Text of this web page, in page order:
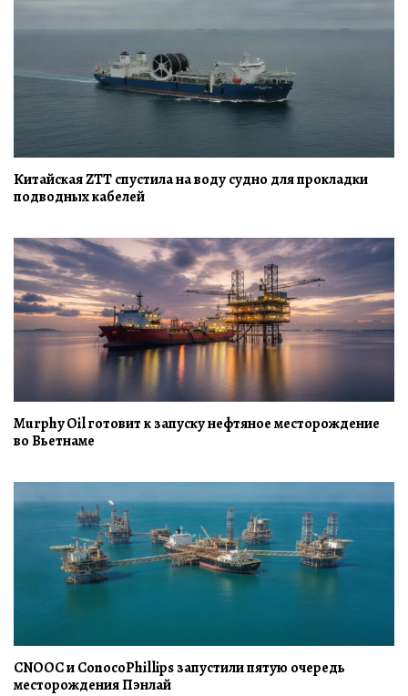
Китайская ZTT спустила на воду судно для прокладки
подводных кабелей
Murphy Oil готовит к запуску нефтяное месторождение
во Вьетнаме
CNOOC и ConocoPhillips запустили пятую очередь
месторождения Пэнлай